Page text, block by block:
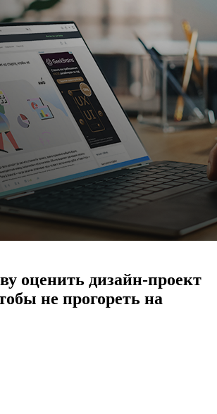
оценить дизайн-проект
не прогореть на